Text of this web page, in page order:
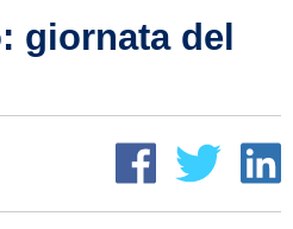
giornata del